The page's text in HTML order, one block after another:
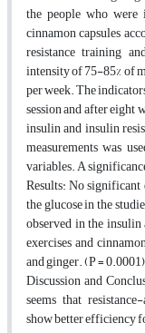
the people who
cinnamon capsules
resistance training
intensity of 75-85% of
per week. The
session and after eight
insulin and insulin
measurements was
variables. A
Results: No significant
the glucose in the
observed in the
exercises and
and ginger. (P =
Discussion and
seems that
show better efficiency